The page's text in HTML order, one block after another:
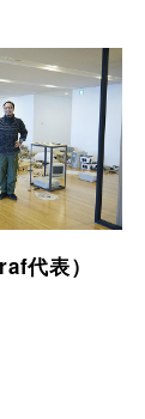
代表）